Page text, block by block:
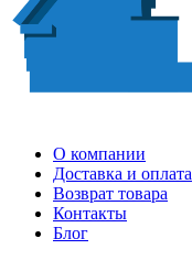
О компании
Доставка и оплата
Возврат товара
Контакты
Блог